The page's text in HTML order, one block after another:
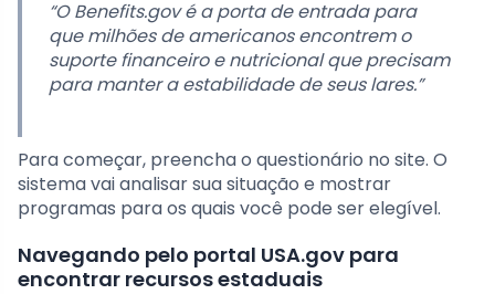
“O Benefits.gov é a porta de entrada para
que milhões de americanos encontrem o
suporte financeiro e nutricional que precisam
para manter a estabilidade de seus lares.”
Para começar, preencha o questionário no site. O
sistema vai analisar sua situação e mostrar
programas para os quais você pode ser elegível.
Navegando pelo portal USA.gov para
encontrar recursos estaduais